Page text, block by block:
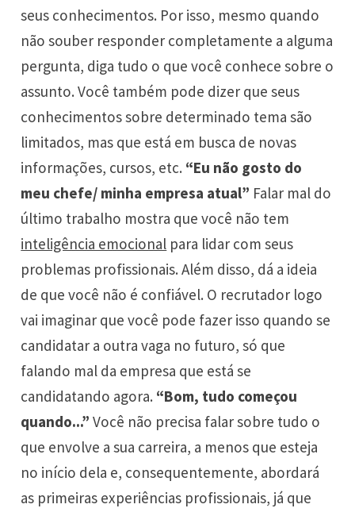
seus conhecimentos. Por isso, mesmo quando
não souber responder completamente a alguma
pergunta, diga tudo o que você conhece sobre o
assunto. Você também pode dizer que seus
conhecimentos sobre determinado tema são
limitados, mas que está em busca de novas
informações, cursos, etc. “Eu não gosto do
meu chefe/ minha empresa atual” Falar mal do
último trabalho mostra que você não tem
inteligência emocional para lidar com seus
problemas profissionais. Além disso, dá a ideia
de que você não é confiável. O recrutador logo
vai imaginar que você pode fazer isso quando se
candidatar a outra vaga no futuro, só que
falando mal da empresa que está se
candidatando agora. “Bom, tudo começou
quando...”Você não precisa falar sobre tudo o
que envolve a sua carreira, a menos que esteja
no início dela e, consequentemente, abordará
as primeiras experiências profissionais, já que